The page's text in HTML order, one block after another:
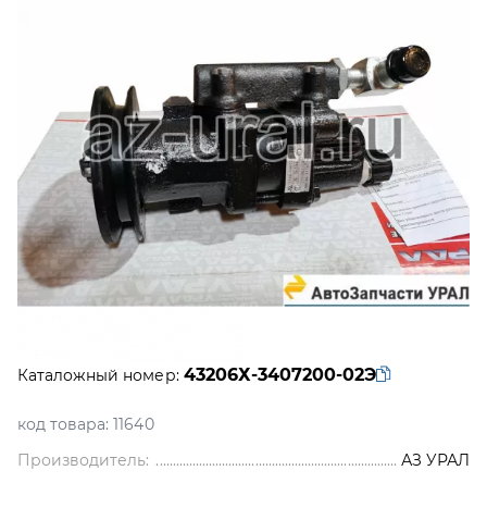
Каталожный номер: 43206Х-3407200-02Э
код товара: 11640
Производитель:
АЗ УРАЛ